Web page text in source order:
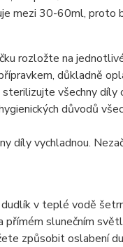
mezi 30-60ml, proto
rozložte na
důkladně
všechny díly
důvodů
díly vychladnou.
v teplé vodě
přímém slunečním
způsobit oslabení